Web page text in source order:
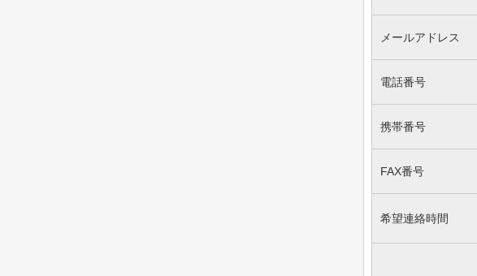
メールアドレス
電話番号
携帯番号
FAX番号
希望連絡時間